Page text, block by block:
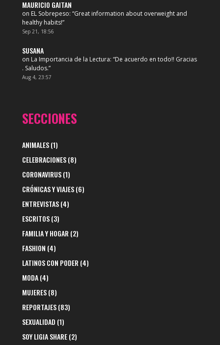
MAURICIO GAITAN
on EL Sobrepeso: “Great information about overweight and
healthy habits!”
Sep 21, 18:56
SUSANA
on La Importancia de la Lectura: “De acuerdo en todo!! Gracias
. Saludos.”
Aug 4, 23:57
SECCIONES
ANIMALES(1)
CELEBRACIONES(8)
CORONAVIRUS(1)
CRÓNICAS Y VIAJES(6)
ENTREVISTAS(4)
ESCRITOS(3)
FAMILIA Y HOGAR (2)
FASHION (4)
LATINOS CON PODER (4)
MODA(4)
MUJERES(8)
REPORTAJES(83)
SEXUALIDAD (1)
SOY LIGIA SHARE(2)